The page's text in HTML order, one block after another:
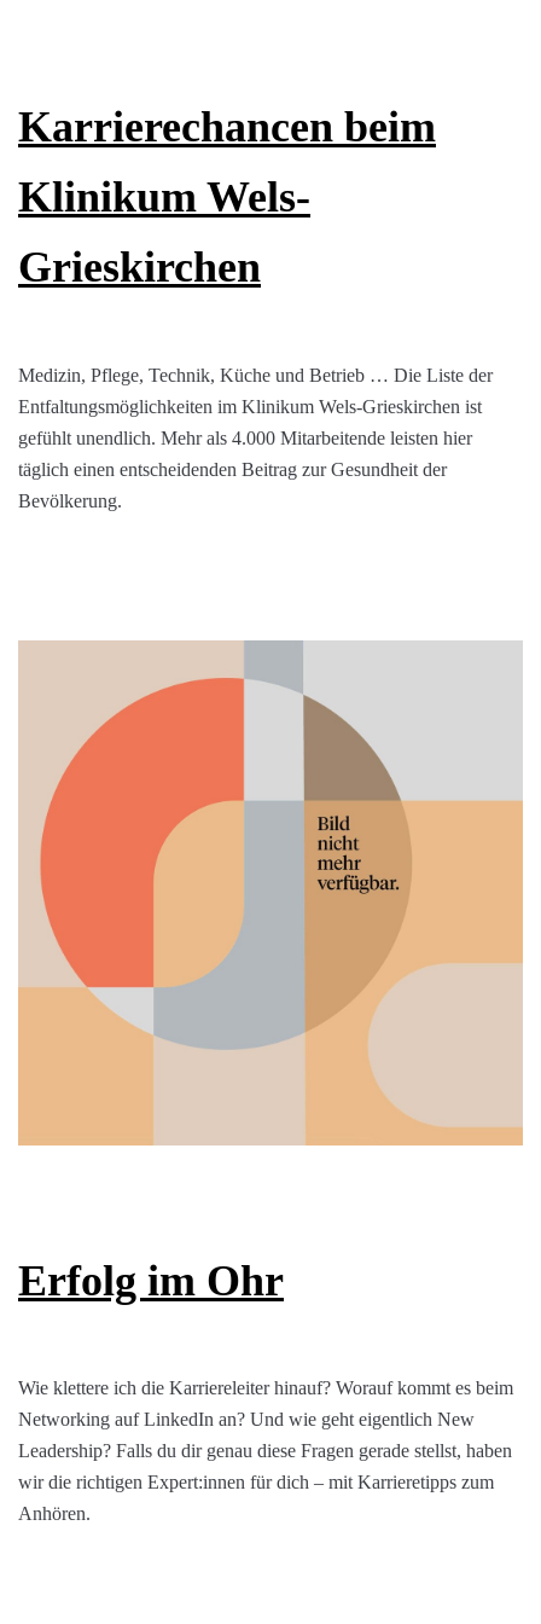
Klinikum Wels-
Grieskirchen
Entfaltungsmöglichkeiten im Klinikum Wels-Grieskirchen ist
gefühlt unendlich. Mehr als 4.000 Mitarbeitende leisten hier
täglich einen entscheidenden Beitrag zur Gesundheit der
Bevölkerung.
Networking auf LinkedIn an? Und wie geht eigentlich New
Leadership? Falls du dir genau diese Fragen gerade stellst, haben
wir die richtigen Expert:innen für dich – mit Karrieretipps zum
Anhören.